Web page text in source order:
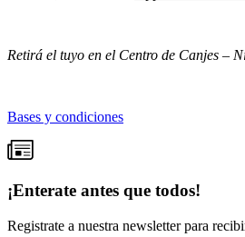
Retirá el tuyo en el Centro de Canjes –
Bases y condiciones
¡Enterate antes que todos!
Registrate a nuestra newsletter para